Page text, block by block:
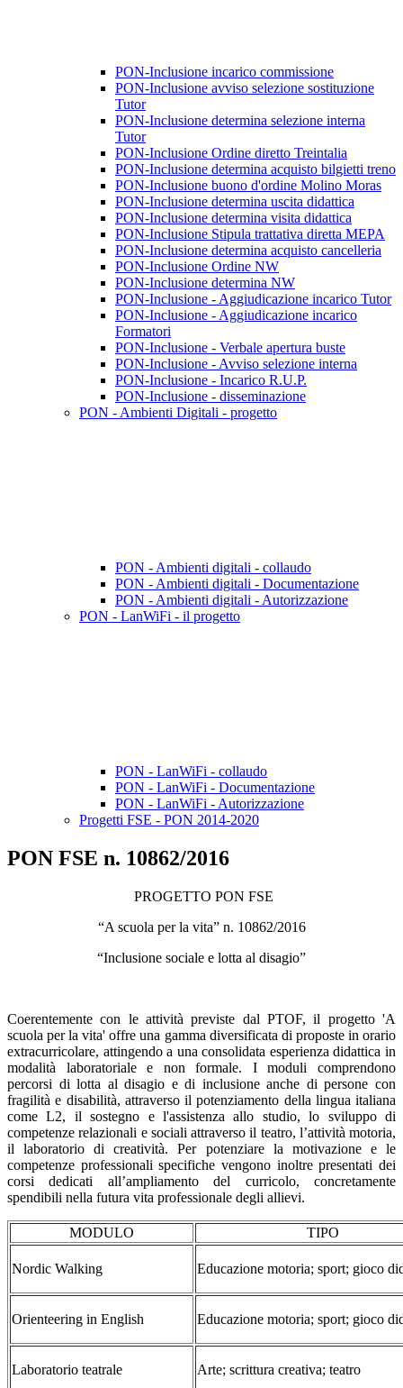
PON-Inclusione incarico commissione
PON-Inclusione avviso selezione sostituzione
Tutor
PON-Inclusione determina selezione interna
Tutor
PON-Inclusione Ordine diretto Treintalia
PON-Inclusione determina acquisto bilgietti treno
PON-Inclusione buono d'ordine Molino Moras
PON-Inclusione determina uscita didattica
PON-Inclusione determina visita didattica
PON-Inclusione Stipula trattativa diretta MEPA
PON-Inclusione determina acquisto cancelleria
PON-Inclusione Ordine NW
PON-Inclusione determina NW
PON-Inclusione - Aggiudicazione incarico Tutor
PON-Inclusione - Aggiudicazione incarico
Formatori
PON-Inclusione - Verbale apertura buste
PON-Inclusione - Avviso selezione interna
PON-Inclusione - Incarico R.U.P.
PON-Inclusione - disseminazione
PON - Ambienti Digitali - progetto
PON - Ambienti digitali - collaudo
PON - Ambienti digitali - Documentazione
PON - Ambienti digitali - Autorizzazione
PON - LanWiFi - il progetto
PON - LanWiFi - collaudo
PON - LanWiFi - Documentazione
PON - LanWiFi - Autorizzazione
Progetti FSE - PON 2014-2020
PON FSE n. 10862/2016
PROGETTO PON FSE
“A scuola per la vita” n. 10862/2016
“Inclusione sociale e lotta al disagio”
Coerentemente con le attività previste dal PTOF, il progetto 'A
scuola per la vita' offre una gamma diversificata di proposte in orario
extracurricolare, attingendo a una consolidata esperienza didattica in
modalità laboratoriale e non formale. I moduli comprendono
percorsi di lotta al disagio e di inclusione anche di persone con
fragilità e disabilità, attraverso il potenziamento della lingua italiana
come L2, il sostegno e l'assistenza allo studio, lo sviluppo di
competenze relazionali e sociali attraverso il teatro, l’attività motoria,
il laboratorio di creatività. Per potenziare la motivazione e le
competenze professionali specifiche vengono inoltre presentati dei
corsi dedicati all’ampliamento del curricolo, concretamente
spendibili nella futura vita professionale degli allievi.
MODULO TIPO
Nordic Walking Educazione motoria; sport; gioco
Orienteering in English Educazione motoria; sport; gioco
Laboratorio teatrale Arte; scrittura creativa; teatro